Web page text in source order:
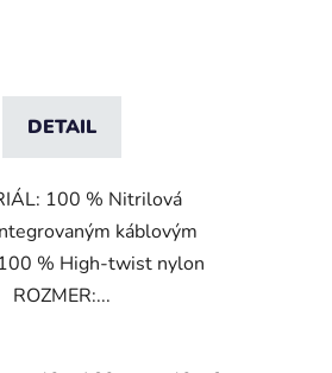
DETAIL
100 % Nitrilová
káblovým
% High-twist nylon
ROZMER:...